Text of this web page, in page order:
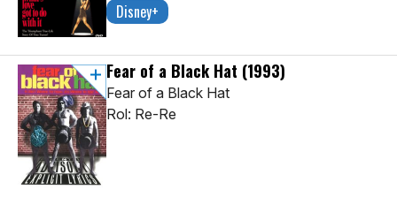
Disney+
Fear of a Black Hat (1993)
Fear of a Black Hat
Rol: Re-Re